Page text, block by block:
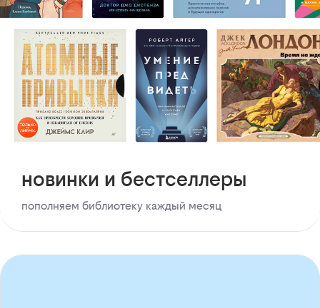
новинки и бестселлеры
пополняем библиотеку каждый месяц